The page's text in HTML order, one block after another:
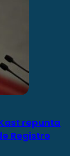
repunta
Registro